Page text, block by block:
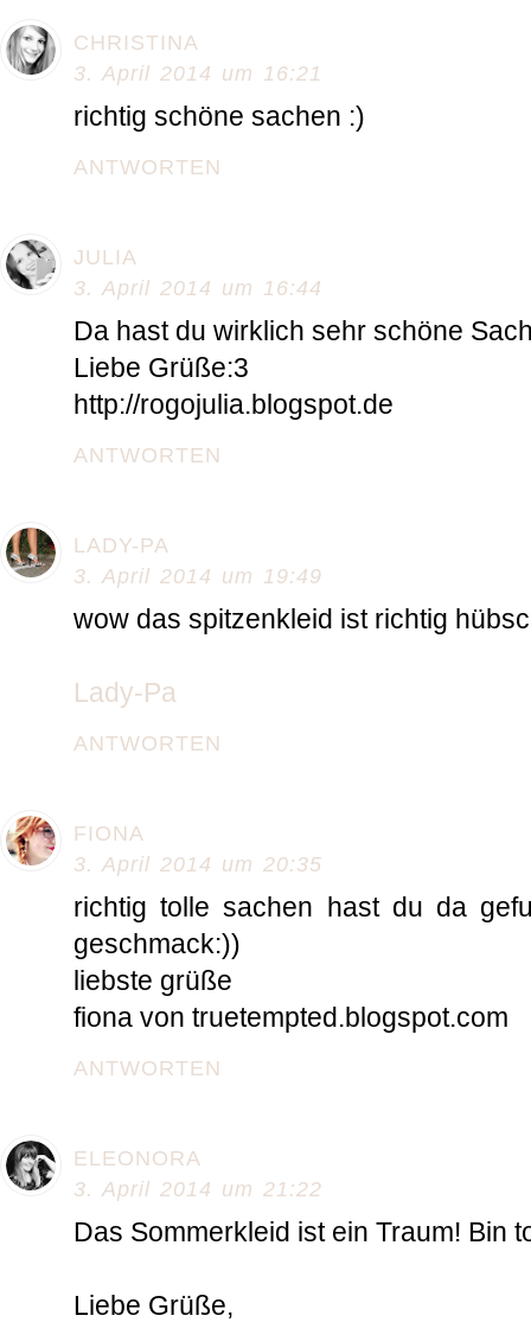
CHRISTINA
3. April 2014 um 16:21
richtig schöne sachen :)
ANTWORTEN
JULIA
3. April 2014 um 16:44
Da hast du wirklich sehr schöne
Liebe Grüße:3
http://rogojulia.blogspot.de
ANTWORTEN
LADY-PA
3. April 2014 um 19:49
wow das spitzenkleid ist richtig
Lady-Pa
ANTWORTEN
FIONA
3. April 2014 um 20:35
richtig tolle sachen hast du da
geschmack:))
liebste grüße
fiona von truetempted.blogspot.com
ANTWORTEN
ELEONORA
3. April 2014 um 21:22
Das Sommerkleid ist ein Traum! Bin
Liebe Grüße,